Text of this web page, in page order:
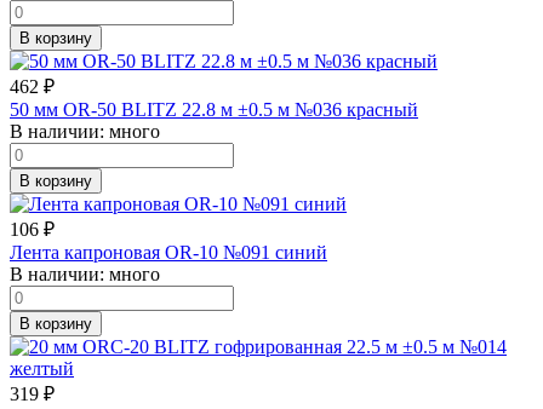
В корзину
462 ₽
50 мм OR-50 BLITZ 22.8 м ±0.5 м №036 красный
В наличии: много
В корзину
106 ₽
Лента капроновая OR-10 №091 синий
В наличии: много
В корзину
319 ₽